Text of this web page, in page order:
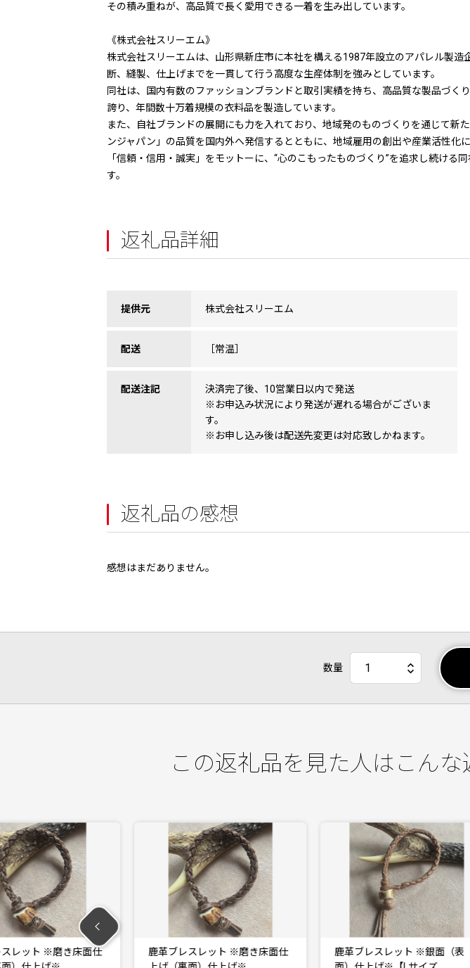
その積み重ねが、高品質で長く愛用できる一着を生み出しています。
《株式会社スリーエム》
株式会社スリーエムは、山形県新庄市に本社を構える1987年設立のアパレル製
断、縫製、仕上げまでを一貫して行う高度な生産体制を強みとしています。
同社は、国内有数のファッションブランドと取引実績を持ち、高品質な製品づ
誇り、年間数十万着規模の衣料品を製造しています。
また、自社ブランドの展開にも力を入れており、地域発のものづくりを通じて
ンジャパン」の品質を国内外へ発信するとともに、地域雇用の創出や産業活性化に
「信頼・信用・誠実」をモットーに、“心のこもったものづくり”を追求し続け
す。
返礼品詳細
提供元 株式会社スリーエム
配送 ［常温］
配送注記
決済完了後、10営業日以内で発送
※お申込み状況により発送が遅れる場合がございま
す。
※お申し込み後は配送先変更は対応致しかねます。
返礼品の感想
感想はまだありません。
数量
この返礼品を見た人はこんな
ト ※磨き床面仕
鹿革ブレスレット ※磨き床面仕
鹿革ブレスレット ※銀面（表